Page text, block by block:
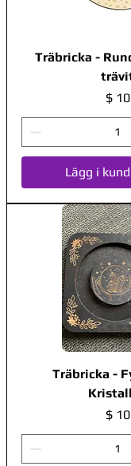
Träbricka -
Pris
$ 10
Lägg i
Träbricka -
Pris
$ 10